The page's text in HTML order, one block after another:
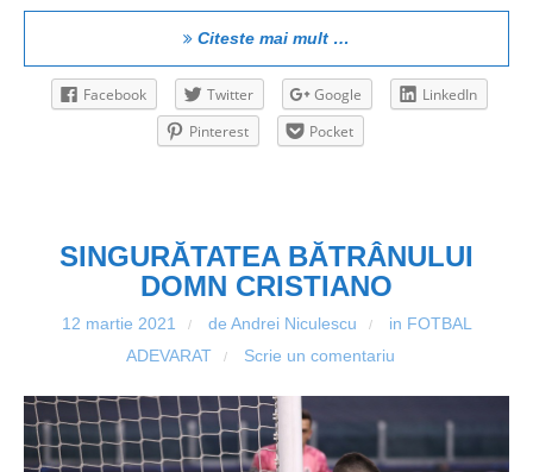
Citeste mai mult …
Facebook Twitter Google
LinkedIn
Pinterest
Pocket
SINGURĂTATEA BĂTRÂNULUI
DOMN CRISTIANO
12 martie 2021 / de Andrei Niculescu / in FOTBAL
ADEVARAT
/ Scrie un comentariu